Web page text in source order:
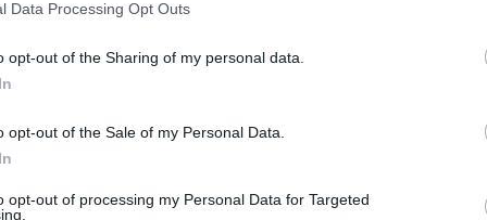
Data Processing Opt Outs
opt-out of the Sharing of my personal data.
opt-out of the Sale of my Personal Data.
opt-out of processing my Personal Data for Targeted
πλατεία Marktplatz, τον Καθεδρικό Ναό και το
σε Φράιμπουργκ και Μανχάιμ
αλλά και… αυθεντική ευρωπαϊκή
(κενό) ΟΝΟΜΑΤΕΠΩΝΥΜΟ (κενό) ΤΑΞΙΔΙ
που θα γίνει ζωντανά στο
Κατερίνα Καραβάτου και τον Γιάννη Κορδώνη.